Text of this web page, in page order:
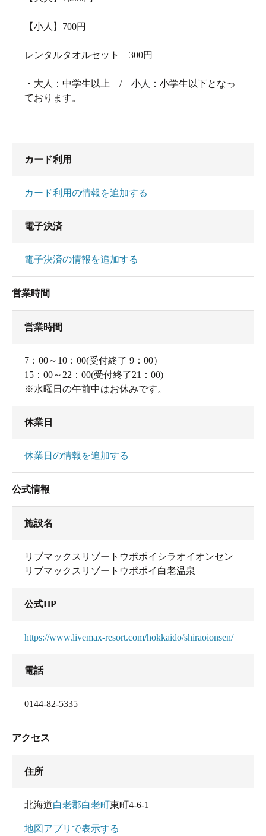
【小人】700円
レンタルタオルセット 300円
・大人：中学生以上 / 小人：小学生以下となっ
ております。
カード利用
カード利用の情報を追加する
電子決済
電子決済の情報を追加する
営業時間
営業時間
7：00～10：00(受付終了 9：00）
15：00～22：00(受付終了21：00)
※水曜日の午前中はお休みです。
休業日
休業日の情報を追加する
公式情報
施設名
リブマックスリゾートウポポイシラオイオンセン
リブマックスリゾートウポポイ白老温泉
公式HP
https://www.livemax-resort.com/hokkaido/shiraoionsen/
電話
0144-82-5335
アクセス
住所
北海道白老郡白老町東町4-6-1
地図アプリで表示する